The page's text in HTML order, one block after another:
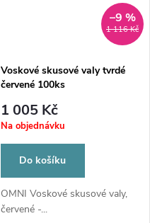
1 116 Kč
–9 %
Voskové skusové valy tvrdé
červené 100ks
1 005 Kč
Na objednávku
Do košíku
OMNI Voskové skusové valy,
červené -...